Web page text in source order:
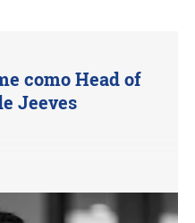
como Head of
Jeeves